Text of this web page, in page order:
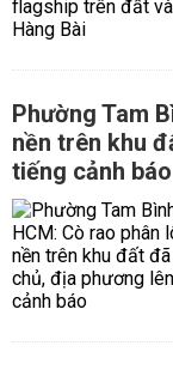
Phường Tam
nền trên khu
tiếng cảnh báo